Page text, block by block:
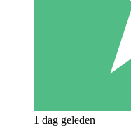
1 dag geleden